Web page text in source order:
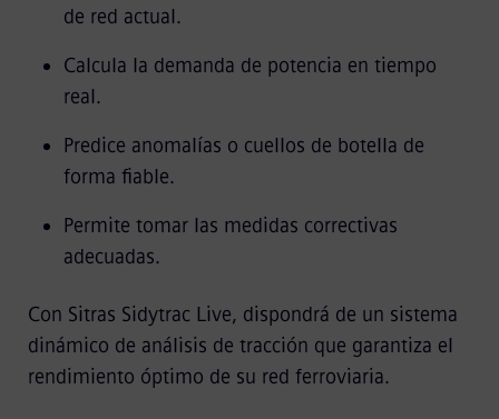
de red actual.
Calcula la demanda de potencia en tiempo
real.
Predice anomalías o cuellos de botella de
forma fiable.
Permite tomar las medidas correctivas
adecuadas.
Con Sitras Sidytrac Live, dispondrá de un sistema
dinámico de análisis de tracción que garantiza el
rendimiento óptimo de su red ferroviaria.